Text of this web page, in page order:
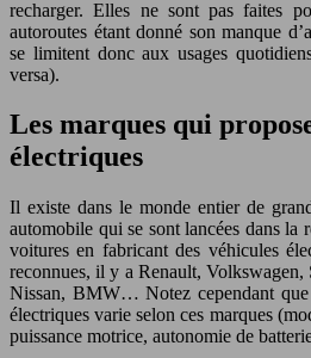
recharger. Elles ne sont pas faites
autoroutes étant donné son manque
se limitent donc aux usages
versa).
Les marques qui
électriques
Il existe dans le monde entier de
automobile qui se sont lancées dans la
voitures en fabricant des véhicules
reconnues, il y a Renault, Volkswagen,
Nissan, BMW… Notez cependant que
électriques varie selon ces marques
puissance motrice, autonomie de